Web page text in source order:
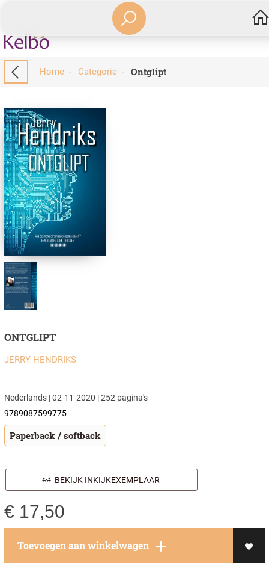
Home- Categorie- Ontglipt
ONTGLIPT
JERRY HENDRIKS
Nederlands | 02-11-2020 | 252 pagina's
9789087599775
Paperback / softback
BEKIJK INKIJKEXEMPLAAR
€ 17,50
Toevoegen aan winkelwagen